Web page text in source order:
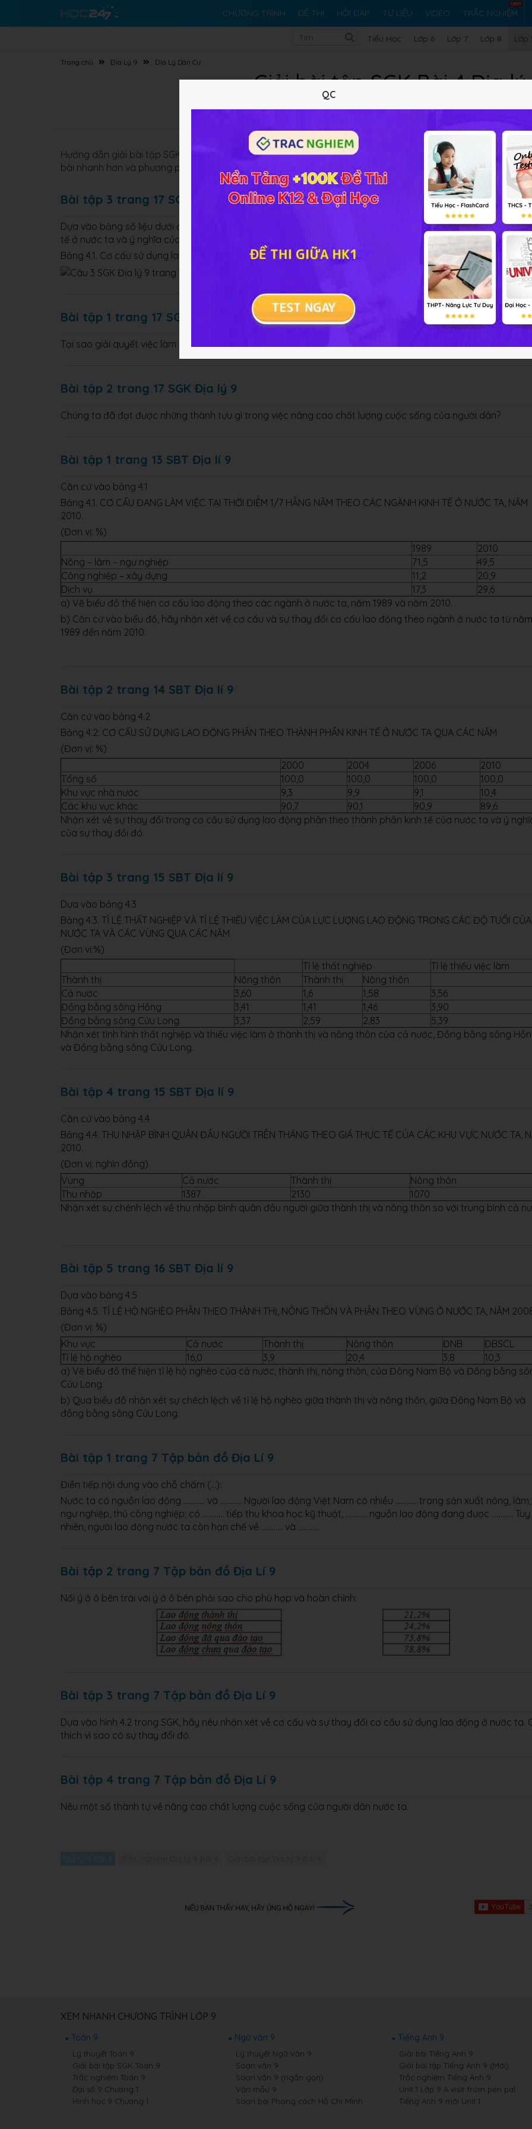
CHƯƠNG TRÌNH ĐỀ THI HỎI ĐÁP TƯ LIỆU VIDEO TRẮC NGHIỆM
Tiểu Học Lớp 6 Lớp 7 Lớp 8 Lớp
Trang chủ Địa Lý 9 Địa Lý Dân Cư
Giải bài tập SGK Bài 4 Địa lý
Hướng dẫn giải bài tập SGK Lao động việc làm. Chất lượng cuộc sống​
giúp các em có thể
bài nhanh hơn và phương pháp học tốt hơn.
Bài tập 3 trang 17 SGK Địa lý 9
Dựa vào bảng số liệu dưới đây, nêu nhận xét về sự thay đổi trong sử dụng lao động theo các thành phần
tế ở nước ta và ý nghĩa của sự thay đổi đó.
Bảng 4.1. Cơ cấu sử dụng lao động theo thành phần kinh tế (%)
Bài tập 1 trang 17 SGK Địa lý 9
Tại sao giải quyết việc làm đang là vấn đề xã hội gay gắt ở nước ta?
Bài tập 2 trang 17 SGK Địa lý 9
Chúng ta đã đạt được những thành tựu gì trong việc nâng cao chất lượng cuộc sống của người dân?
Bài tập 1 trang 13 SBT Địa lí 9
Căn cứ vào bảng 4.1
Bảng 4.1. CƠ CẤU ĐANG LÀM VIỆC TẠI THỜI ĐIỂM 1/7 HẰNG NĂM THEO CÁC NGÀNH KINH TẾ Ở NƯỚC TA, NĂM
2010.
(Đơn vị: %)
1989
2010
Nông – lâm – ngư nghiệp
71,5
49,5
Công nghiệp – xây dựng
11,2
20,9
Dịch vụ
17,3
29,6
a) Vẽ biểu đồ thể hiện cơ cấu lao động theo các ngành ở nước ta, năm 1989 và năm 2010.
b) Căn cứ vào biểu đồ, hãy nhận xét vế cơ cấu và sự thay đổi cơ cấu lao động theo ngành ở nước ta từ năm
1989 đến năm 2010.
Bài tập 2 trang 14 SBT Địa lí 9
Căn cứ vào bảng 4.2
Bảng 4.2: CƠ CẤU SỬ DỤNG LAO ĐỘNG PHÂN THEO THÀNH PHẦN KINH TẾ Ở NƯỚC TA QUA CÁC NĂM
(Đơn vị: %)
2000
2004 2006
2010
Tổng số
100,0 100,0 100,0
100,0
Khu vực nhà nước
9,3 9,9 9,1
10,4
Các khu vực khác
90,7 90,1 90,9
89,6
Nhận xét về sự thay đổi trong cơ cấu sử dụng lao động phân theo thành phần kinh tế của nước ta và ý
của sự thay đổi đó.
Bài tập 3 trang 15 SBT Địa lí 9
Dựa vào bảng 4.3
Bảng 4.3. TỈ LỆ THẤT NGHIỆP VÀ TỈ LỆ THIẾU VIỆC LÀM CỦA LỰC LƯỢNG LAO ĐỘNG TRONG CÁC ĐỘ TUỔI CỦA
NƯỚC TA VÀ CÁC VÙNG QUA CÁC NĂM
(Đơn vị:%)
Tỉ lệ thất nghiệp
Tỉ lệ thiếu việc làm
Thành thị
Nông thôn Thành thị
Nông thôn
Cả nước
3,60 1,6 1,58
3,56
Đồng bằng sông Hồng
3,41 1,41 1,46
3,90
Đồng bằng sông Cửu Long
3,37 2,59 2,83
5,39
Nhận xét tình hình thất nghiệp và thiếu việc làm ở thành thị và nông thôn của cả nước, Đồng bằng sông
và Đồng bằng sông Cửu Long.
Bài tập 4 trang 15 SBT Địa lí 9
Căn cứ vào bảng 4.4
Bảng 4.4. THU NHẬP BÌNH QUÂN ĐẦU NGƯỜI TRÊN THÁNG THEO GIÁ THỰC TẾ CỦA CÁC KHU VỰC NƯỚC TA,
2010.
(Đơn vị: nghìn đồng)
Vùng
Cả nước Thành thị
Nông thôn
Thu nhập
1387 2130
1070
Nhận xét sự chênh lệch về thu nhập bình quân đầu người giữa thành thị và nông thôn so với trung bình cả
Bài tập 5 trang 16 SBT Địa lí 9
Dựa vào bảng 4.5
Bảng 4.5. TỈ LỆ HỘ NGHÈO PHÂN THEO THÀNH THỊ, NÔNG THÔN VÀ PHÂN THEO VÙNG Ở NƯỚC TA, NĂM
(Đơn vị: %)
Khu vực
Cả nước Thành thị Nông thôn ĐNB
ĐBSCL
Tỉ lệ hộ nghèo
16,0 3,9 20,4 3,8
10,3
a) Vẽ biểu đồ thể hiện tỉ lệ hộ nghèo của cả nước, thành thị, nông thôn, của Đông Nam Bộ và Đồng bằng
Cửu Long.
b) Qua biểu đồ nhận xét sự chêch lệch về tỉ lệ hộ nghèo giữa thành thị và nông thôn, giữa Đông Nam Bộ và
đồng bằng sông Cửu Long.
Bài tập 1 trang 7 Tập bản đồ Địa Lí 9
Điền tiếp nội dung vào chỗ chấm (...):
Nước ta có nguồn lao động ………… và ………… Người lao động Việt Nam có nhiều ………… trong sản xuất nông, lâm,
ngư nghiệp, thủ công nghiệp; có ………… tiếp thu khoa học kỹ thuật, ………… nguồn lao động đang được ………… Tuy
nhiên, người lao động nước ta còn hạn chế về ………… và …………
Bài tập 2 trang 7 Tập bản đồ Địa Lí 9
Nối ý ở ô bên trái với ý ở ô bên phải sao cho phù hợp và hoàn chỉnh:
Bài tập 3 trang 7 Tập bản đồ Địa Lí 9
Dựa vào hình 4.2 trong SGK, hãy nêu nhận xét về cơ cấu và sự thay đổi cơ cấu sử dụng lao động ở nước ta.
thích vì sao có sự thay đổi đó.
Bài tập 4 trang 7 Tập bản đồ Địa Lí 9
Nêu một số thành tự về nâng cao chất lượng cuộc sống của người dân nước ta.
XEM NHANH CHƯƠNG TRÌNH LỚP 9
Toán 9
Lý thuyết Toán 9
Giải bài tập SGK Toán 9
Trắc nghiệm Toán 9
Đại số 9 Chương 1
Hình học 9 Chương 1
Ngữ văn 9
Lý thuyết Ngữ Văn 9
Soạn văn 9
Soạn văn 9 (ngắn gọn)
Văn mẫu 9
Soạn bài Phong cách Hồ Chí Minh
Tiếng Anh 9
Giải bài Tiếng Anh 9
Giải bài tập Tiếng Anh 9 (Mới)
Trắc nghiệm Tiếng Anh 9
Unit 1 Lớp 9 A visit from pen pal
Tiếng Anh 9 mới Unit 1
QC